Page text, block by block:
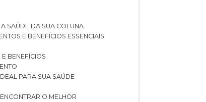
A SAÚDE DA SUA COLUNA
E BENEFÍCIOS ESSENCIAIS
E BENEFÍCIOS
PARA SUA SAÚDE
O MELHOR